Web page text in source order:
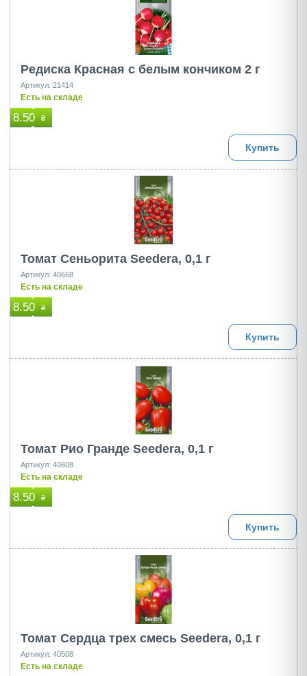
Редиска Красная с белым кончиком 2 г
Артикул: 21414
Есть на складе
8.50 ₴
Купить
Томат Сеньорита Seedеra, 0,1 г
Артикул: 40668
Есть на складе
8.50 ₴
Купить
Томат Рио Гранде Seedera, 0,1 г
Артикул: 40608
Есть на складе
8.50 ₴
Купить
Томат Сердца трех смесь Seedera, 0,1 г
Артикул: 40508
Есть на складе